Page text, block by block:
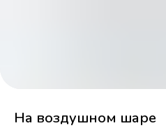
На воздушном шаре